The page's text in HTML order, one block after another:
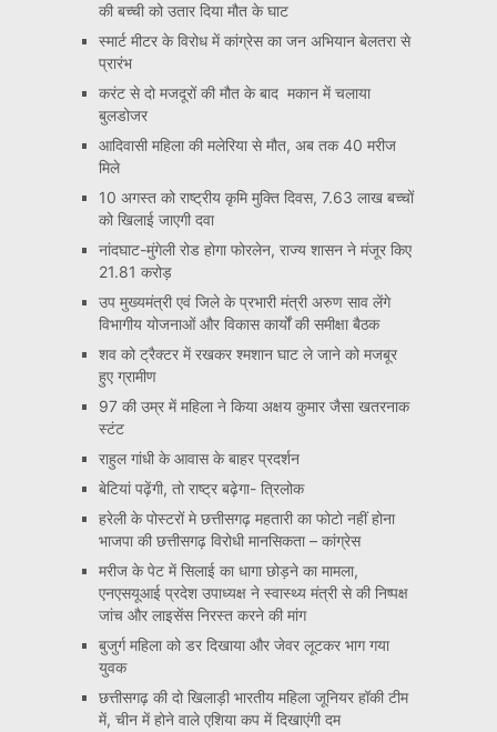
की बच्ची को उतार दिया मौत के घाट
स्मार्ट मीटर के विरोध में कांग्रेस का जन अभियान बेलतरा से
प्रारंभ
करंट से दो मजदूरों की मौत के बाद मकान में चलाया
बुलडोजर
आदिवासी महिला की मलेरिया से मौत, अब तक 40 मरीज
मिले
10 अगस्त को राष्ट्रीय कृमि मुक्ति दिवस, 7.63 लाख बच्चों
को खिलाई जाएगी दवा
नांदघाट-मुंगेली रोड होगा फोरलेन, राज्य शासन ने मंजूर किए
21.81 करोड़
उप मुख्यमंत्री एवं जिले के प्रभारी मंत्री अरुण साव लेंगे
विभागीय योजनाओं और विकास कार्यों की समीक्षा बैठक
शव को ट्रैक्टर में रखकर श्मशान घाट ले जाने को मजबूर
हुए ग्रामीण
97 की उम्र में महिला ने किया अक्षय कुमार जैसा खतरनाक
स्टंट
राहुल गांधी के आवास के बाहर प्रदर्शन
बेटियां पढ़ेंगी, तो राष्ट्र बढ़ेगा- त्रिलोक
हरेली के पोस्टरों मे छत्तीसगढ़ महतारी का फोटो नहीं होना
भाजपा की छत्तीसगढ़ विरोधी मानसिकता – कांग्रेस
मरीज के पेट में सिलाई का धागा छोड़ने का मामला,
एनएसयूआई प्रदेश उपाध्यक्ष ने स्वास्थ्य मंत्री से की निष्पक्ष
जांच और लाइसेंस निरस्त करने की मांग
बुजुर्ग महिला को डर दिखाया और जेवर लूटकर भाग गया
युवक
छत्तीसगढ़ की दो खिलाड़ी भारतीय महिला जूनियर हॉकी टीम
में, चीन में होने वाले एशिया कप में दिखाएंगी दम